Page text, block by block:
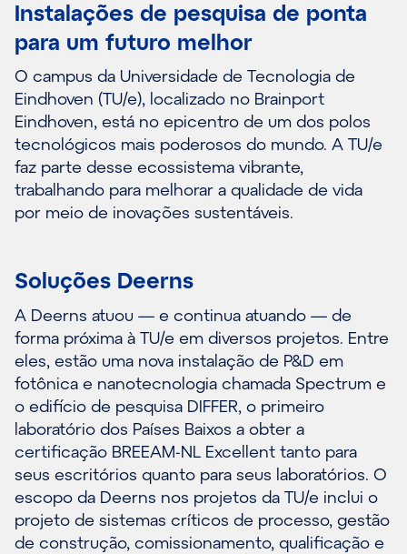
Instalações de pesquisa de ponta
para um futuro melhor
O campus da Universidade de Tecnologia de
Eindhoven (TU/e), localizado no Brainport
Eindhoven, está no epicentro de um dos polos
tecnológicos mais poderosos do mundo. A TU/e
faz parte desse ecossistema vibrante,
trabalhando para melhorar a qualidade de vida
por meio de inovações sustentáveis.
Soluções Deerns
A Deerns atuou — e continua atuando — de
forma próxima à TU/e em diversos projetos. Entre
eles, estão uma nova instalação de P&D em
fotônica e nanotecnologia chamada Spectrum e
o edifício de pesquisa DIFFER, o primeiro
laboratório dos Países Baixos a obter a
certificação BREEAM-NL Excellent tanto para
seus escritórios quanto para seus laboratórios. O
escopo da Deerns nos projetos da TU/e inclui o
projeto de sistemas críticos de processo, gestão
de construção, comissionamento, qualificação e